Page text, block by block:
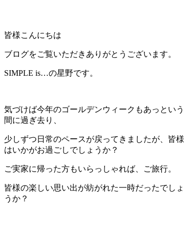
皆様こんにちは
ブログをご覧いただきありがとうございます。
SIMPLE is…の星野です。
気づけば今年のゴールデンウィークもあっという
間に過ぎ去り、
少しずつ日常のペースが戻ってきましたが、皆様
はいかがお過ごしでしょうか？
ご実家に帰った方もいらっしゃれば、ご旅行。
皆様の楽しい思い出が紡がれた一時だったでしょ
うか？